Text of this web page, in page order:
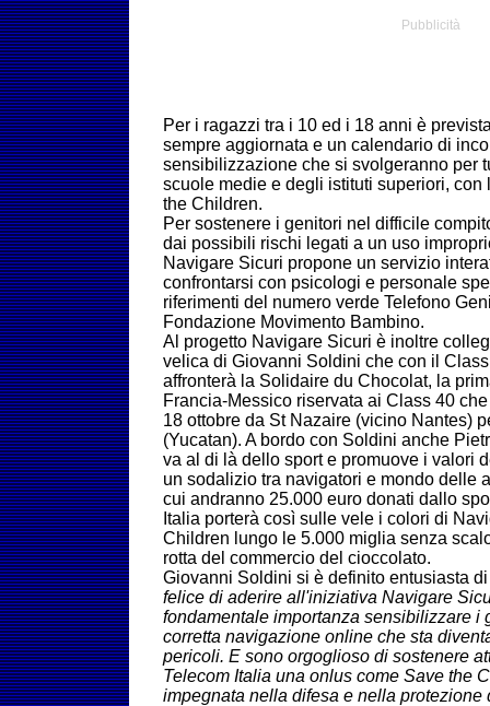
Pubblicità
Per i ragazzi tra i 10 ed i 18 anni è
sempre aggiornata e un calendario di
sensibilizzazione che si svolgeranno per
scuole medie e degli istituti superiori,
the Children.
Per sostenere i genitori nel difficile
dai possibili rischi legati a un uso
Navigare Sicuri propone un servizio
confrontarsi con psicologi e personale
riferimenti del numero verde Telefono
Fondazione Movimento Bambino.
Al progetto Navigare Sicuri è inoltre
velica di Giovanni Soldini che con il
affronterà la Solidaire du Chocolat, la
Francia-Messico riservata ai Class 40
18 ottobre da St Nazaire (vicino Nantes)
(Yucatan). A bordo con Soldini anche
va al di là dello sport e promuove i valori
un sodalizio tra navigatori e mondo delle
cui andranno 25.000 euro donati dallo
Italia porterà così sulle vele i colori di
Children lungo le 5.000 miglia senza
rotta del commercio del cioccolato.
Giovanni Soldini si è definito entusiasta
felice di aderire all'iniziativa Navigare
fondamentale importanza sensibilizzare i
corretta navigazione online che sta
pericoli. E sono orgoglioso di sostenere
Telecom Italia una onlus come Save the
impegnata nella difesa e nella protezione